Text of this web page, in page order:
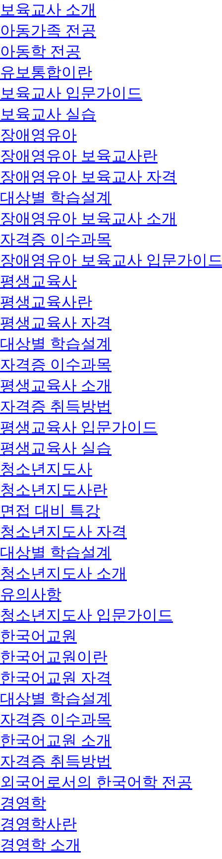
보육교사 소개
아동가족 전공
아동학 전공
유보통합이란
보육교사 입문가이드
보육교사 실습
장애영유아
장애영유아 보육교사란
장애영유아 보육교사 자격
대상별 학습설계
장애영유아 보육교사 소개
자격증 이수과목
장애영유아 보육교사 입문가이
평생교육사
평생교육사란
평생교육사 자격
대상별 학습설계
자격증 이수과목
평생교육사 소개
자격증 취득방법
평생교육사 입문가이드
평생교육사 실습
청소년지도사
청소년지도사란
면접 대비 특강
청소년지도사 자격
대상별 학습설계
청소년지도사 소개
유의사항
청소년지도사 입문가이드
한국어교원
한국어교원이란
한국어교원 자격
대상별 학습설계
자격증 이수과목
한국어교원 소개
자격증 취득방법
외국어로서의 한국어학 전공
경영학
경영학사란
경영학 소개